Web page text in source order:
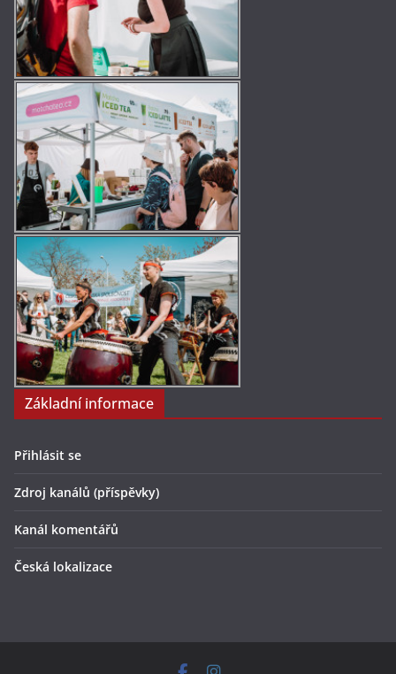
Základní informace
Přihlásit se
Zdroj kanálů (příspěvky)
Kanál komentářů
Česká lokalizace